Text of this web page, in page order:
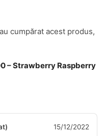
– Strawberry Raspberry
15/12/2022
cumpărat acest produs,